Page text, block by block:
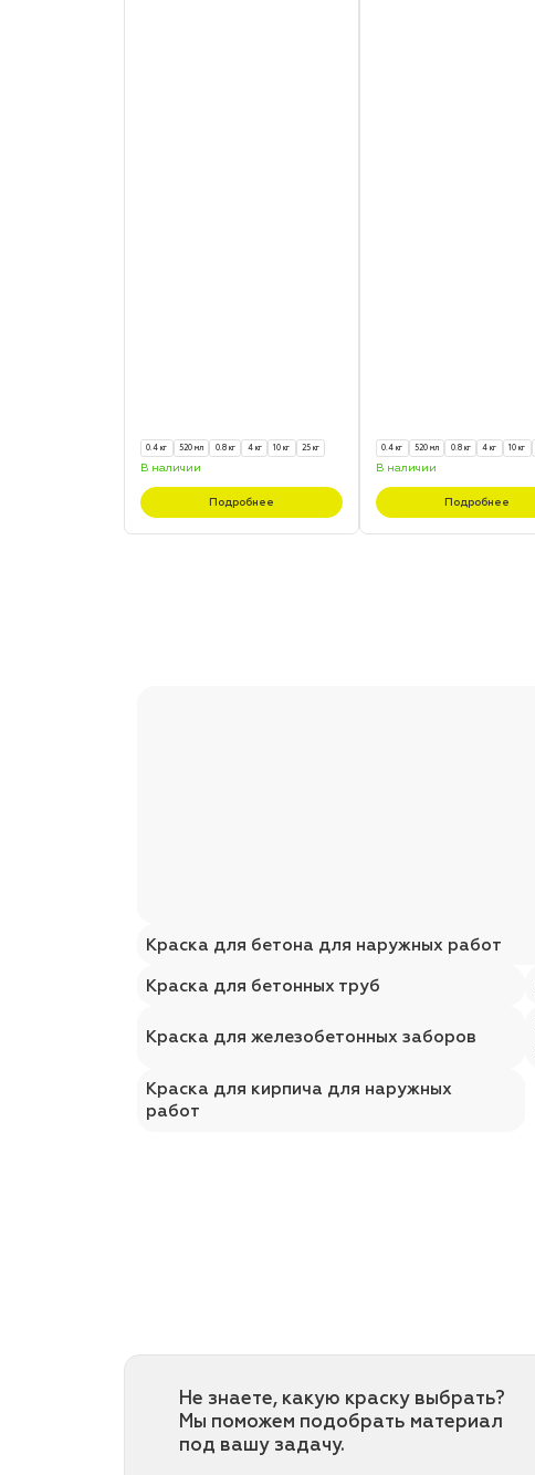
0.4 кг 520 мл 0.8 кг 4 кг 10 кг 25 кг
В наличии
Подробнее
0.4 кг 520 мл 0.8 кг 4 кг 10 кг
В наличии
Подробнее
Краска для бетона для наружных работ
Краска для бетонных труб
Краска для железобетонных заборов
Краска для кирпича для наружных
работ
Не знаете, какую краску выбрать?
Мы поможем подобрать материал
под вашу задачу.